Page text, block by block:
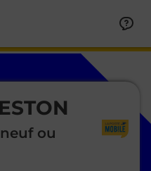
ou
onglet